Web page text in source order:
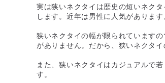
実は狭いネクタイは歴史の短いネク
します。近年は男性に人気があります
狭いネクタイの幅が限られています
がありません。だから、狭いネクタ
また、狭いネクタイはカジュアルで
す。